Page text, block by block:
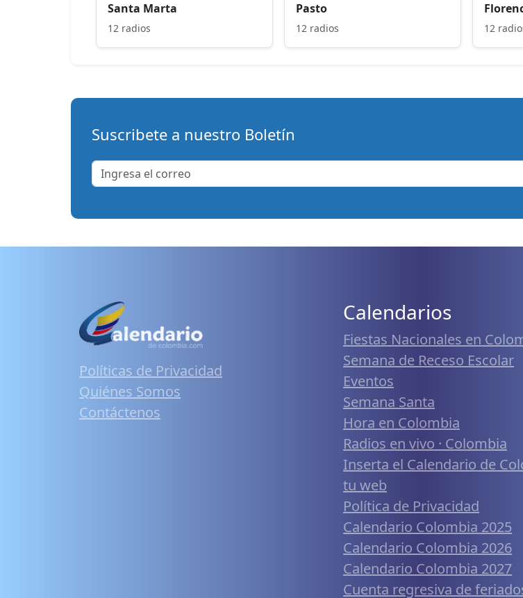
Santa Marta
12 radios
Pasto
12 radios 12
Suscribete a nuestro Boletín
Políticas de Privacidad
Quiénes Somos
Contáctenos
Calendarios
Fiestas Nacionales en
Semana de Receso Escolar
Eventos
Semana Santa
Hora en Colombia
Radios en vivo · Colombia
Inserta el Calendario de
tu web
Política de Privacidad
Calendario Colombia 2025
Calendario Colombia 2026
Calendario Colombia 2027
Cuenta regresiva de